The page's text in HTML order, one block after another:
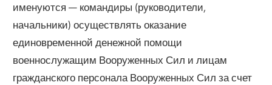
именуются — командиры (руководители,
начальники) осуществлять оказание
единовременной денежной помощи
военнослужащим Вооруженных Сил и лицам
гражданского персонала Вооруженных Сил за счет